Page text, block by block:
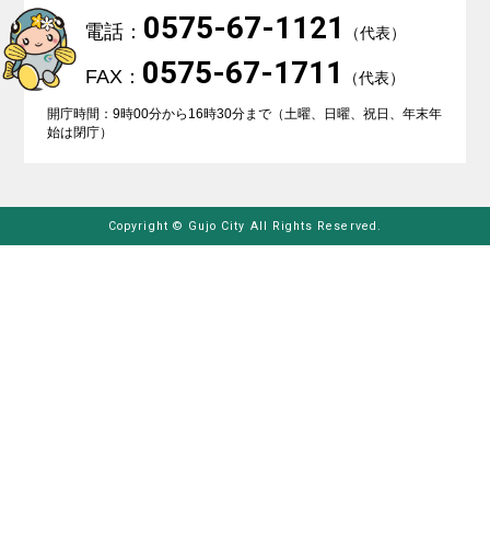
電話： 0575-67-1121 （代表）
FAX： 0575-67-1711 （代表）
開庁時間：9時00分から16時30分まで（土曜、日曜、祝日、年末年
始は閉庁）
Copyright © Gujo City All Rights Reserved.